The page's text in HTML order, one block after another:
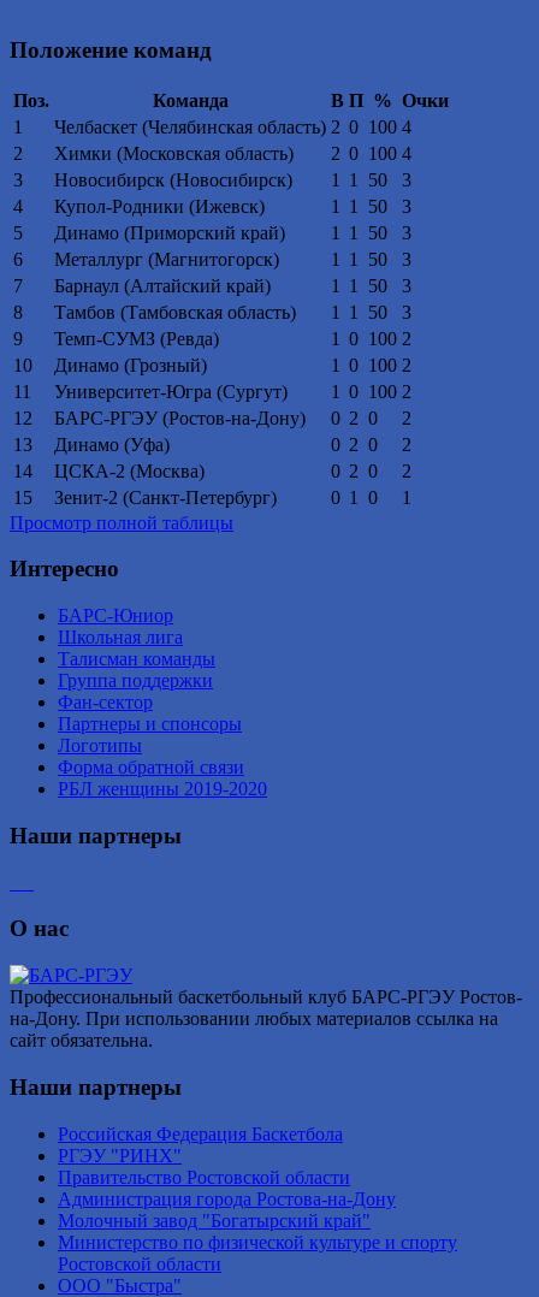
Положение команд
Поз. Команда В П % Очки
1
Челбаскет (Челябинская область) 2 0 100 4
2
Химки (Московская область) 2 0 100 4
3
Новосибирск (Новосибирск) 1 1 50
3
4
Купол-Родники (Ижевск) 1 1 50
3
5
Динамо (Приморский край) 1 1 50
3
6
Металлург (Магнитогорск) 1 1 50
3
7
Барнаул (Алтайский край) 1 1 50
3
8
Тамбов (Тамбовская область) 1 1 50
3
9
Темп-СУМЗ (Ревда) 1 0 100 2
10
Динамо (Грозный) 1 0 100 2
11
Университет-Югра (Сургут) 1 0 100 2
12
БАРС-РГЭУ (Ростов-на-Дону) 0 2 0
2
13
Динамо (Уфа) 0 2 0
2
14
ЦСКА-2 (Москва) 0 2 0
2
15
Зенит-2 (Санкт-Петербург) 0 1 0
1
Просмотр полной таблицы
Интересно
БАРС-Юниор
Школьная лига
Талисман команды
Группа поддержки
Фан-сектор
Партнеры и спонсоры
Логотипы
Форма обратной связи
РБЛ женщины 2019-2020
Наши партнеры
О нас
Профессиональный баскетбольный клуб БАРС-РГЭУ Ростов-
на-Дону. При использовании любых материалов ссылка на
сайт обязательна.
Наши партнеры
Российская Федерация Баскетбола
РГЭУ "РИНХ"
Правительство Ростовской области
Администрация города Ростова-на-Дону
Молочный завод "Богатырский край"
Министерство по физической культуре и спорту
Ростовской области
ООО "Быстра"